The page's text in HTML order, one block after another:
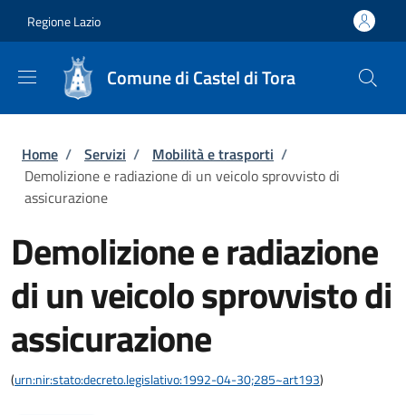
Regione Lazio
Comune di Castel di Tora
Briciole di pane
Home / Servizi / Mobilità e trasporti /
Demolizione e radiazione di un veicolo sprovvisto di
assicurazione
Demolizione e radiazione
di un veicolo sprovvisto di
assicurazione
(urn:nir:stato:decreto.legislativo:1992-04-30;285~art193)